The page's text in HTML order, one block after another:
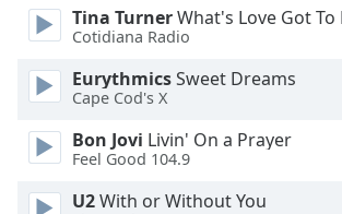
Opacity
Text
Background
Color
Opacity
Tina TurnerWhat's Love Got
Cotidiana Radio
EurythmicsSweet Dreams
Cape Cod's X
Bon Jovi Livin' On a Prayer
Feel Good 104.9
U2With or Without You